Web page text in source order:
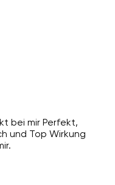
bei mir Perfekt,
und Top Wirkung